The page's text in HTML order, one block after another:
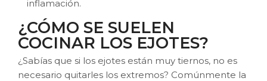
inflamación.
¿CÓMO SE SUELEN
COCINAR LOS EJOTES?
¿Sabías que si los ejotes están muy tiernos, no es
necesario quitarles los extremos? Comúnmente la